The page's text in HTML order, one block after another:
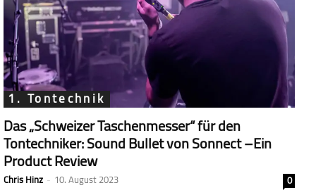
1. Tontechnik
Das „Schweizer Taschenmesser“ für den
Tontechniker: Sound Bullet von Sonnect –Ein
Product Review
Chris Hinz - 10. August 2023
0